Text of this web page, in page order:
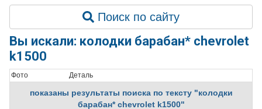
Поиск по сайту
Вы искали: колодки барабан* chevrolet
k1500
Фото Деталь
показаны результаты поиска по тексту "колодки
барабан* chevrolet k1500"